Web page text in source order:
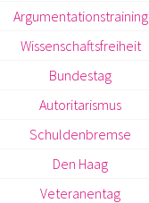
Argumentationstraining
Wissenschaftsfreiheit
Bundestag
Autoritarismus
Schuldenbremse
Den Haag
Veteranentag